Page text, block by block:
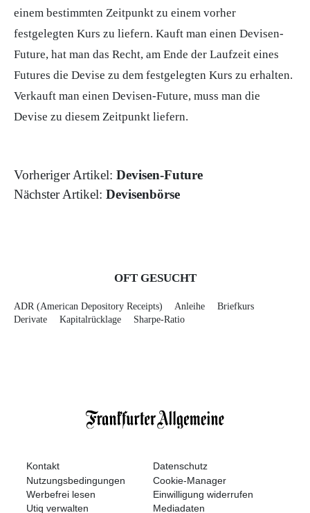
einem bestimmten Zeitpunkt zu einem vorher
festgelegten Kurs zu liefern. Kauft man einen Devisen-
Future, hat man das Recht, am Ende der Laufzeit eines
Futures die Devise zu dem festgelegten Kurs zu erhalten.
Verkauft man einen Devisen-Future, muss man die
Devise zu diesem Zeitpunkt liefern.
Vorheriger Artikel: Devisen-Future
Nächster Artikel: Devisenbörse
OFT GESUCHT
ADR (American Depository Receipts) Anleihe
Briefkurs
Derivate
Kapitalrücklage Sharpe-Ratio
Kontakt
Datenschutz
Nutzungsbedingungen
Cookie-Manager
Werbefrei lesen
Einwilligung widerrufen
Utiq verwalten
Mediadaten